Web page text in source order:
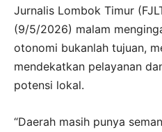
Jurnalis Lombok Timur
(9/5/2026) malam
otonomi bukanlah tujuan,
mendekatkan pelayanan
potensi lokal.
“Daerah masih punya